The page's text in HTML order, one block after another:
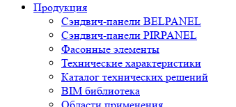
Продукция
Сэндвич-панели BELPANEL
Сэндвич-панели PIRPANEL
Фасонные элементы
Технические характеристики
Каталог технических решений
BIM библиотека